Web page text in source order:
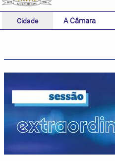
Cidade A Câmara